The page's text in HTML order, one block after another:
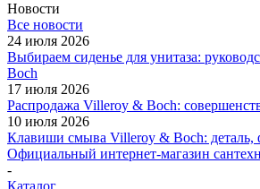
Новости
Все новости
24 июля 2026
Выбираем сиденье для унитаза:
Boch
17 июля 2026
Распродажа Villeroy & Boch:
10 июля 2026
Клавиши смыва Villeroy & Boch: деталь,
Официальный интернет-магазин
-
Каталог